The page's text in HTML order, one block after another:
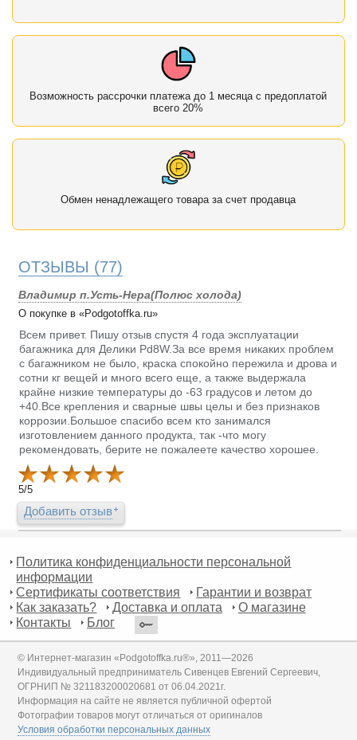
Возможность рассрочки платежа до 1 месяца с предоплатой
всего 20%
Обмен ненадлежащего товара за счет продавца
ОТЗЫВЫ (77)
Владимир п.Усть-Нера(Полюс холода)
О покупке в «Podgotoffka.ru»
Всем привет. Пишу отзыв спустя 4 года эксплуатации
багажника для Делики Pd8W.За все время никаких проблем
с багажником не было, краска спокойно пережила и дрова и
сотни кг вещей и много всего еще, а также выдержала
крайне низкие температуры до -63 градусов и летом до
+40.Все крепления и сварные швы целы и без признаков
коррозии.Большое спасибо всем кто занимался
изготовлением данного продукта, так -что могу
рекомендовать, берите не пожалеете качество хорошее.
5/5
Добавить отзыв
Политика конфиденциальности персональной
информации
Сертификаты соответствия
Гарантии и возврат
Как заказать?
Доставка и оплата
О магазине
Контакты
Блог
© Интернет-магазин «Podgotoffka.ru®», 2011—2026
Индивидуальный предприниматель Сивенцев Евгений Сергеевич,
ОГРНИП № 321183200020681 от 06.04.2021г.
Информация на сайте не является публичной офертой
Фотографии товаров могут отличаться от оригиналов
Условия обработки персональных данных